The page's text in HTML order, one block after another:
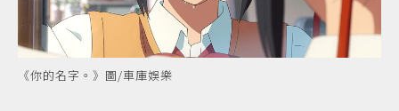
《你的名字。》圖/車庫娛樂